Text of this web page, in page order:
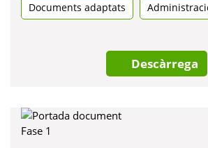
una
Documents adaptats
Descàrrega